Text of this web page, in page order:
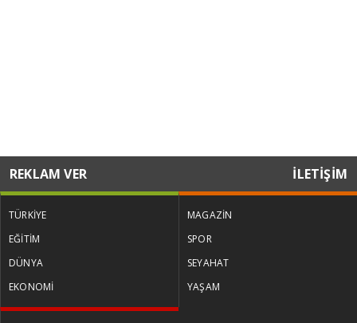
REKLAM VER İLETİŞİM
TÜRKİYE
EĞİTİM
DÜNYA
EKONOMİ
MAGAZİN
SPOR
SEYAHAT
YAŞAM